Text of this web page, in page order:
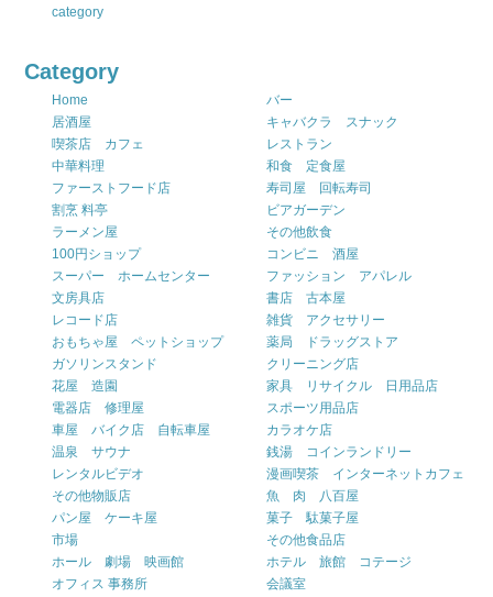
category
Category
Home
バー
居酒屋
キャバクラ スナック
喫茶店 カフェ
レストラン
中華料理
和食 定食屋
ファーストフード店
寿司屋 回転寿司
割烹 料亭
ビアガーデン
ラーメン屋
その他飲食
100円ショップ
コンビニ 酒屋
スーパー ホームセンター
ファッション アパレル
文房具店
書店 古本屋
レコード店
雑貨 アクセサリー
おもちゃ屋 ペットショップ
薬局 ドラッグストア
ガソリンスタンド
クリーニング店
花屋 造園
家具 リサイクル 日用品店
電器店 修理屋
スポーツ用品店
車屋 バイク店 自転車屋
カラオケ店
温泉 サウナ
銭湯 コインランドリー
レンタルビデオ
漫画喫茶 インターネットカフェ
その他物販店
魚 肉 八百屋
パン屋 ケーキ屋
菓子 駄菓子屋
市場
その他食品店
ホール 劇場 映画館
ホテル 旅館 コテージ
オフィス 事務所
会議室